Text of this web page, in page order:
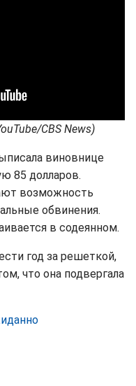
CBS News)
виновнице
85 долларов.
возможность
обвинения.
в содеянном.
год за решеткой,
что она подвергала